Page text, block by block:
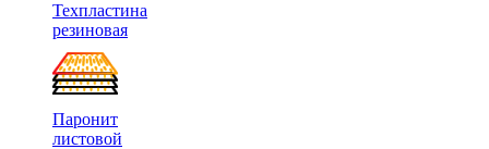
Техпластина
резиновая
Паронит
листовой